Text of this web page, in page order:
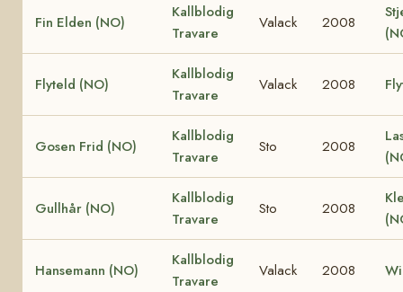
Fin Elden (NO)
Kallblodig
Travare
Valack 2008
Flyteld (NO)
Kallblodig
Travare
Valack 2008
Gosen Frid (NO)
Kallblodig
Travare
Sto 2008
Gullhår (NO)
Kallblodig
Travare
Sto 2008
Hansemann (NO)
Kallblodig
Travare
Valack 2008